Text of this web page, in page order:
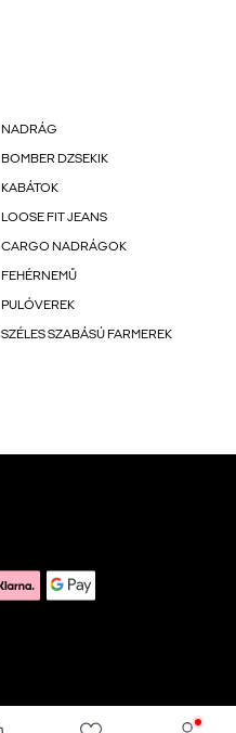
NADRÁG
BOMBER DZSEKIK
KABÁTOK
LOOSE FIT JEANS
CARGO NADRÁGOK
FEHÉRNEMŰ
PULÓVEREK
SZÉLES SZABÁSÚ FARMEREK